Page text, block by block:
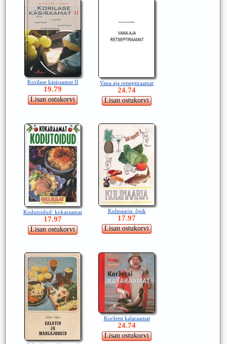
Korilase käsiraamat II
19.79
Vana aja retseptiraamat
24.74
Kodutoidud: kokaraamat
17.97
Kulinaaria: õpik
17.97
Koržetsi kalaraamat
24.74